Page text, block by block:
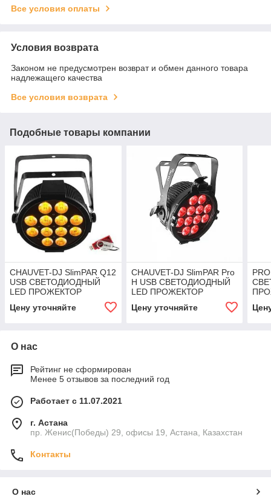
Все условия оплаты
Условия возврата
Законом не предусмотрен возврат и обмен данного товара
надлежащего качества
Все условия возврата
Подобные товары компании
CHAUVET-DJ SlimPAR Q12
USB СВЕТОДИОДНЫЙ
LED ПРОЖЕКТОР
Цену уточняйте
CHAUVET-DJ SlimPAR Pro
H USB СВЕТОДИОДНЫЙ
LED ПРОЖЕКТОР
Цену уточняйте
О нас
Рейтинг не сформирован
Менее 5 отзывов за последний год
Работает с 11.07.2021
г. Астана
пр. Женис(Победы) 29, офисы 19, Астана, Казахстан
Контакты
О нас